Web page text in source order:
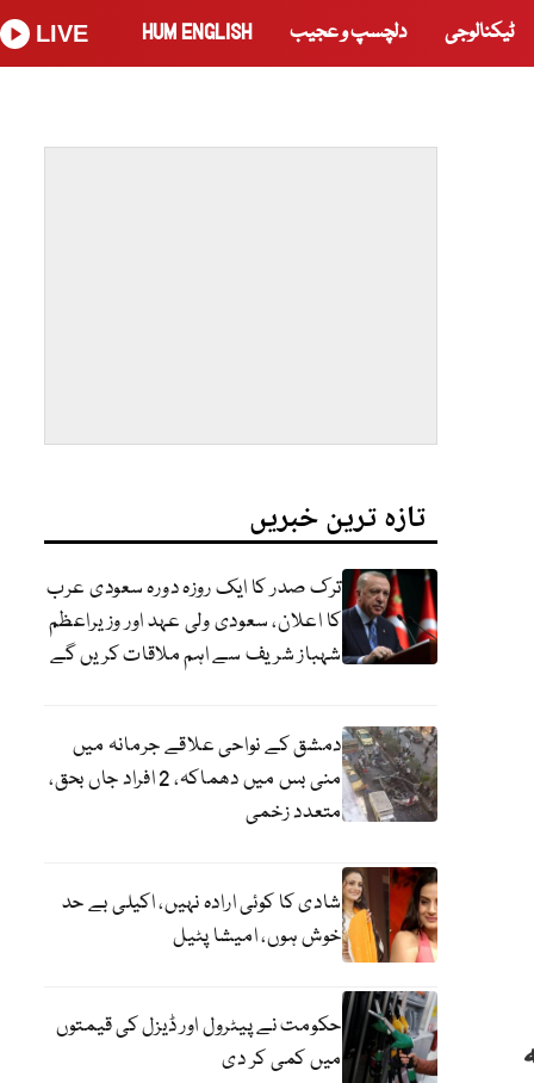
ٹیکنالوجی دلچسپ و عجیب HUM ENGLISH
LIVE
تازہ ترین خبریں
ترک صدر کا ایک روزہ دورہ سعودی عرب
کا اعلان، سعودی ولی عہد اور وزیراعظم
شہباز شریف سے اہم ملاقات کریں گے
دمشق کے نواحی علاقے جرمانہ میں
منی بس میں دھماکہ، 2 افراد جاں بحق،
متعدد زخمی
شادی کا کوئی ارادہ نہیں، اکیلی بے حد
خوش ہوں، امیشا پٹیل
حکومت نے پیٹرول اور ڈیزل کی قیمتوں
میں کمی کر دی